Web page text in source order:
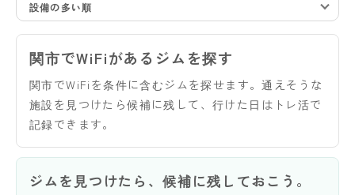
設備の多い順
関市でWiFiがあるジムを探す
関市でWiFiを条件に含むジムを探せます。通えそうな
施設を見つけたら候補に残して、行けた日はトレ活で
記録できます。
ジムを見つけたら、候補に残しておこう。